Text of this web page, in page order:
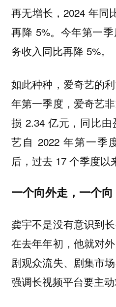
再无增长，2024 年同
再降 5%。今年第一
务收入同比再降 5%。
如此种种，爱奇艺的
年第一季度，爱奇艺
损 2.34 亿元，同比
艺自 2022 年第一季
后，过去 17 个季度以
一个向外走，一个
龚宇不是没有意识到
在去年年初，他就对
剧观众流失、剧集市
强调长视频平台要主动